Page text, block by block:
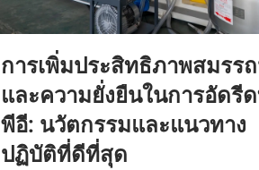
การเพิ่มประสิทธิภาพสมรร
และความยั่งยืนในการอัดรี
พีอี: นวัตกรรมและแนวทาง
ปฏิบัติที่ดีที่สุด